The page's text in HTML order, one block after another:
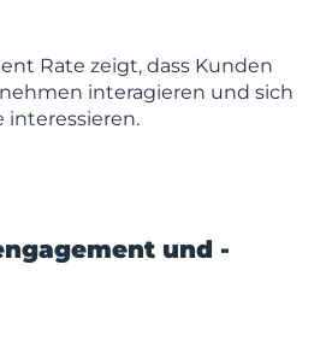
Rate zeigt, dass Kunden
interagieren und sich
interessieren.
und -